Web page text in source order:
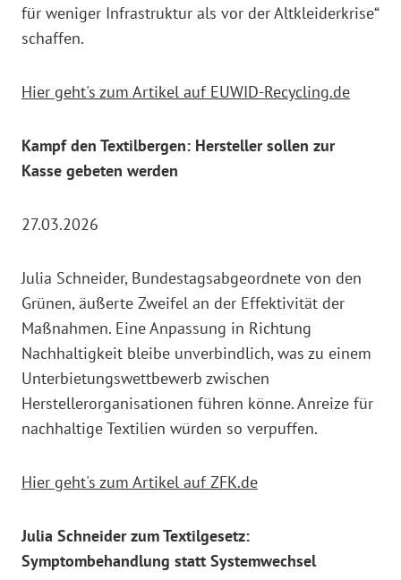
für weniger Infrastruktur als vor der Altkleiderkrise“
schaffen.
Hier geht's zum Artikel auf EUWID-Recycling.de
Kampf den Textilbergen: Hersteller sollen zur
Kasse gebeten werden
27.03.2026
Julia Schneider, Bundestagsabgeordnete von den
Grünen, äußerte Zweifel an der Effektivität der
Maßnahmen. Eine Anpassung in Richtung
Nachhaltigkeit bleibe unverbindlich, was zu einem
Unterbietungswettbewerb zwischen
Herstellerorganisationen führen könne. Anreize für
nachhaltige Textilien würden so verpuffen.
Hier geht's zum Artikel auf ZFK.de
Julia Schneider zum Textilgesetz:
Symptombehandlung statt Systemwechsel